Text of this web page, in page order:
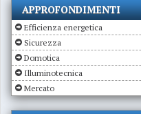
APPROFONDIMENTI
Efficienza energetica
Sicurezza
Domotica
Illuminotecnica
Mercato